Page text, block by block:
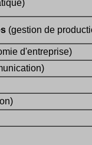
(gestion de
d'entreprise)